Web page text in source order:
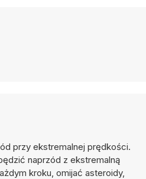
przy ekstremalnej prędkości.
naprzód z ekstremalną
kroku, omijać asteroidy,